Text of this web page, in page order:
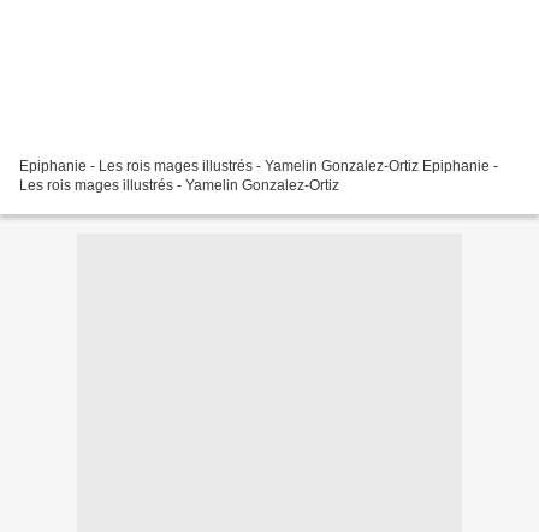
Epiphanie - Les rois mages illustrés - Yamelin Gonzalez-Ortiz Epiphanie -
Les rois mages illustrés - Yamelin Gonzalez-Ortiz